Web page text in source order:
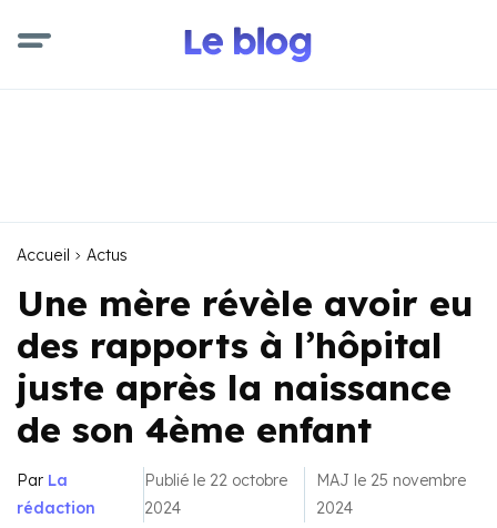
Accueil Actus
Une mère révèle avoir eu
des rapports à l’hôpital
juste après la naissance
de son 4ème enfant
Par La
rédaction
Publié le 22 octobre
2024
MAJ le 25 novembre
2024